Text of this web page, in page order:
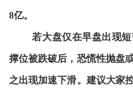
8亿。
若大盘仅在早盘出现
撑位被跌破后，恐慌性抛盘
之出现加速下滑。建议大家